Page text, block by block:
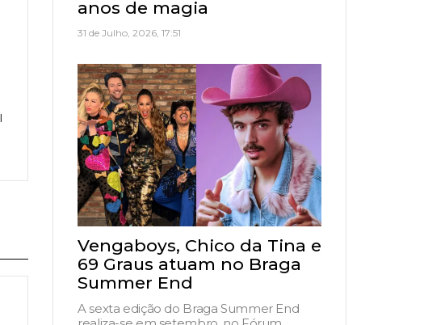
anos de magia
31 de Julho, 2026, 17:51
Vengaboys, Chico da Tina e
69 Graus atuam no Braga
Summer End
A sexta edição do Braga Summer End